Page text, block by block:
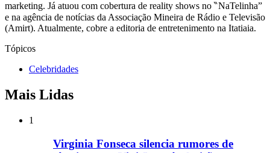
marketing. Já atuou com cobertura de reality shows no ‶NaTelinha”
e na agência de notícias da Associação Mineira de Rádio e Televisão
(Amirt). Atualmente, cobre a editoria de entretenimento na Itatiaia.
Tópicos
Celebridades
Mais Lidas
1
Virginia Fonseca silencia rumores de